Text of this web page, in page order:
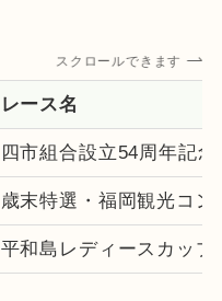
スクロールできます
レース名
四市組合設立54周年記
歳末特選・福岡観光コ
平和島レディースカップ